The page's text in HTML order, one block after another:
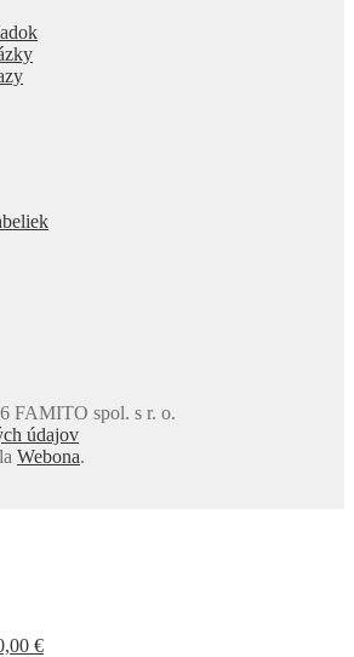
FAMITO spol. s r. o.
údajov
Webona.
€